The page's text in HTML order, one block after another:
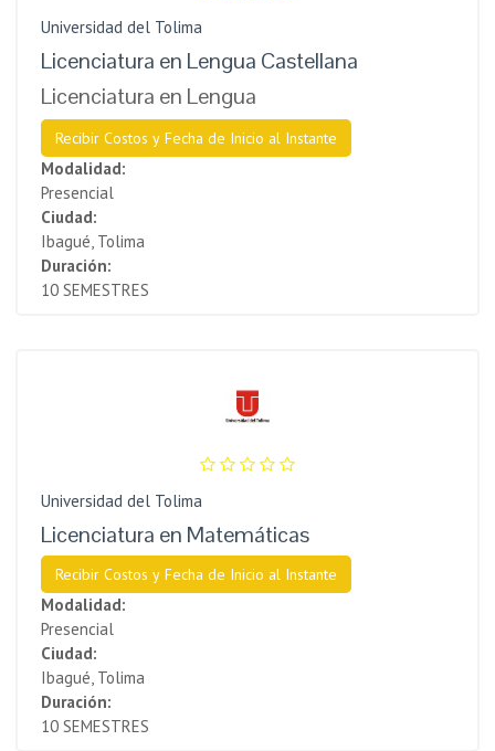
Universidad del Tolima
Licenciatura en Lengua Castellana
Licenciatura en Lengua
Recibir Costos y Fecha de Inicio al Instante
Modalidad:
Presencial
Ciudad:
Ibagué, Tolima
Duración:
10 SEMESTRES
Universidad del Tolima
Licenciatura en Matemáticas
Recibir Costos y Fecha de Inicio al Instante
Modalidad:
Presencial
Ciudad:
Ibagué, Tolima
Duración:
10 SEMESTRES